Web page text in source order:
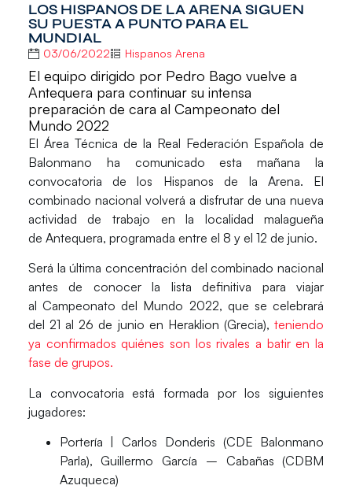
LOS HISPANOS DE LA ARENA SIGUEN
SU PUESTA A PUNTO PARA EL
MUNDIAL
03/06/2022 Hispanos Arena
El equipo dirigido por Pedro Bago vuelve a
Antequera para continuar su intensa
preparación de cara al Campeonato del
Mundo 2022
El Área Técnica de la Real Federación Española de
Balonmano ha comunicado esta mañana la
convocatoria de los Hispanos de la Arena. El
combinado nacional volverá a disfrutar de una nueva
actividad de trabajo en la localidad malagueña
de Antequera, programada entre el 8 y el 12 de junio.
Será la última concentración del combinado nacional
antes de conocer la lista definitiva para viajar
alCampeonato del Mundo 2022, que se celebrará
del 21 al 26 de junio en Heraklion (Grecia),teniendo
ya confirmados quiénes son los rivales a batir en la
fase de grupos.
La convocatoria está formada por los siguientes
jugadores:
Portería | Carlos Donderis (CDE Balonmano
Parla), Guillermo García – Cabañas (CDBM
Azuqueca)